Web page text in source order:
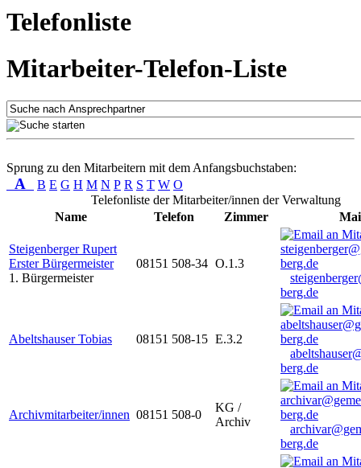
Telefonliste
Mitarbeiter-Telefon-Liste
Sprung zu den Mitarbeitern mit dem Anfangsbuchstaben:
A B E G H M N P R S T W O
Telefonliste der Mitarbeiter/innen der Verwaltung
Name
Telefon Zimmer
Steigenberger Rupert
Erster Bürgermeister
1. Bürgermeister
08151 508-34 O.1.3
berg.de
Abeltshauser Tobias 08151 508-15 E.3.2
berg.de
Archivmitarbeiter/innen 08151 508-0
KG /
Archiv
berg.de